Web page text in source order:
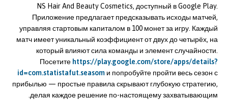
NS Hair And Beauty Cosmetics, доступный в Google Play.
Приложение предлагает предсказывать исходы матчей,
управляя стартовым капиталом в 100 монет за игру. Каждый
матч имеет уникальный коэффициент от двух до четырёх, на
который влияют сила команды и элемент случайности.
Посетите https://play.google.com/store/apps/details?
id=com.statistafut.seasom и попробуйте пройти весь сезон с
прибылью — простые правила скрывают глубокую стратегию,
делая каждое решение по-настоящему захватывающим.